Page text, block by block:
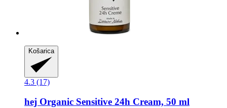
Košarica
4.3 (17)
hej Organic Sensitive 24h Cream, 50 ml